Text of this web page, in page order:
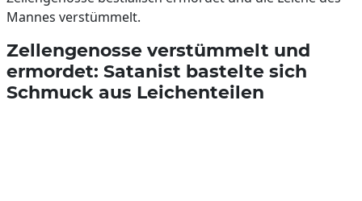
Mannes verstümmelt.
Zellengenosse verstümmelt und
ermordet: Satanist bastelte sich
Schmuck aus Leichenteilen